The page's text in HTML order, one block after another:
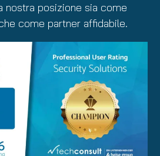
nostra posizione sia come
come partner affidabile.